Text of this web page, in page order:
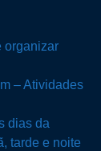
organizar
– Atividades
dias da
tarde e noite